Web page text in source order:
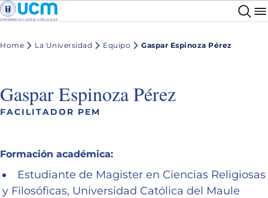
Home La Universidad Equipo Gaspar Espinoza Pérez
Gaspar Espinoza Pérez
FACILITADOR PEM
Formación académica:
Estudiante de Magister en Ciencias Religiosas
y Filosóficas, Universidad Católica del Maule